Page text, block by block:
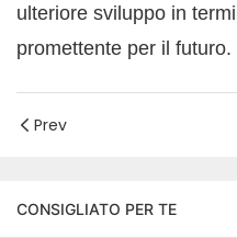
ulteriore sviluppo in
promettente per il futuro.
Prev
CONSIGLIATO PER TE